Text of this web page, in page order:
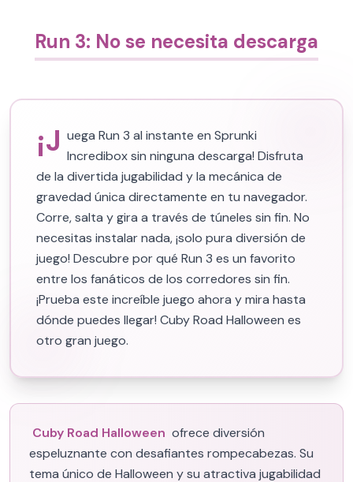
Run 3: No se necesita descarga
¡J uega Run 3 al instante en Sprunki
Incredibox sin ninguna descarga! Disfruta
de la divertida jugabilidad y la mecánica de
gravedad única directamente en tu navegador.
Corre, salta y gira a través de túneles sin fin. No
necesitas instalar nada, ¡solo pura diversión de
juego! Descubre por qué Run 3 es un favorito
entre los fanáticos de los corredores sin fin.
¡Prueba este increíble juego ahora y mira hasta
dónde puedes llegar! Cuby Road Halloween es
otro gran juego.
Cuby Road Halloween ofrece diversión
espeluznante con desafiantes rompecabezas. Su
tema único de Halloween y su atractiva jugabilidad